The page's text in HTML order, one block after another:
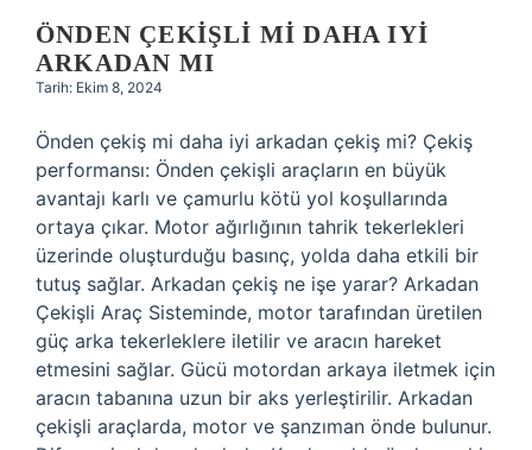
ÖNDEN ÇEKIŞLI MI DAHA IYI
ARKADAN MI
Tarih: Ekim 8, 2024
Önden çekiş mi daha iyi arkadan çekiş mi? Çekiş
performansı: Önden çekişli araçların en büyük
avantajı karlı ve çamurlu kötü yol koşullarında
ortaya çıkar. Motor ağırlığının tahrik tekerlekleri
üzerinde oluşturduğu basınç, yolda daha etkili bir
tutuş sağlar. Arkadan çekiş ne işe yarar? Arkadan
Çekişli Araç Sisteminde, motor tarafından üretilen
güç arka tekerleklere iletilir ve aracın hareket
etmesini sağlar. Gücü motordan arkaya iletmek için
aracın tabanına uzun bir aks yerleştirilir. Arkadan
çekişli araçlarda, motor ve şanzıman önde bulunur.